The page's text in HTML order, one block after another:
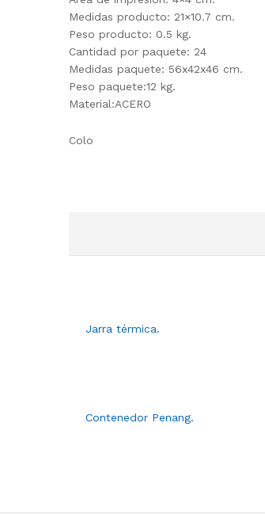
Medidas producto: 21×10.7 cm.
Peso producto: 0.5 kg.
Cantidad por paquete: 24
Medidas paquete: 56x42x46 cm.
Peso paquete:12 kg.
Material:ACERO
Colo
Jarra térmica.
Contenedor Penang.